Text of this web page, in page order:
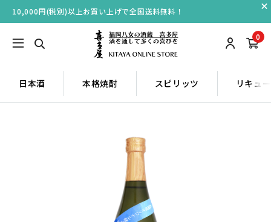
10,000円(税別)以上お買い上げで全国送料無料！
0
日本酒 本格焼酎 スピリッツ リキュ